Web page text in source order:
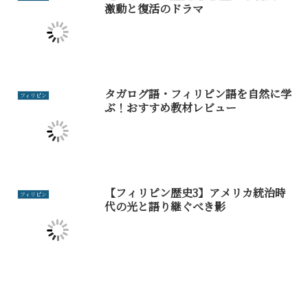
激動と復活のドラマ
フィリピン
タガログ語・フィリピン語を自然に学
ぶ！おすすめ教材レビュー
フィリピン
【フィリピン歴史3】アメリカ統治時
代の光と語り継ぐべき影